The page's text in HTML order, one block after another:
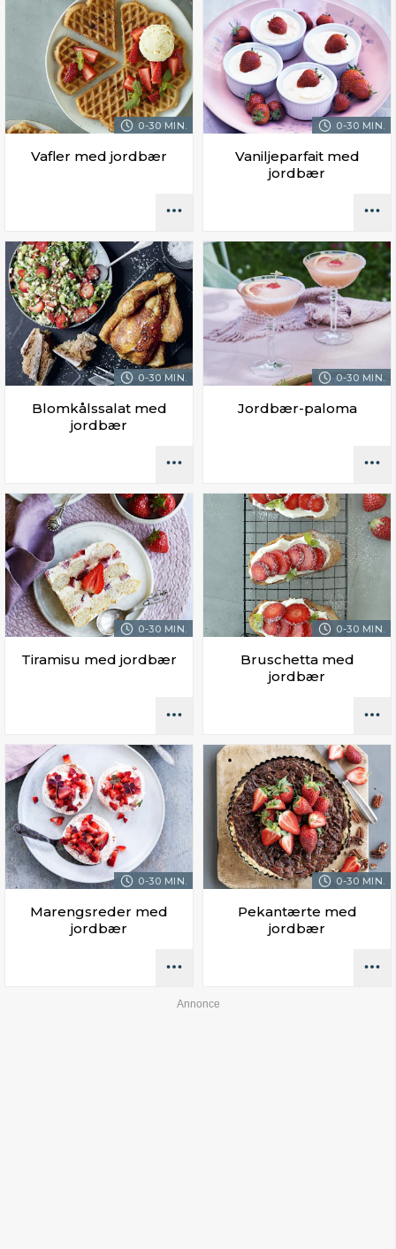
0-30 MIN.
Vafler med jordbær
0-30 MIN.
Vaniljeparfait med
jordbær
0-30 MIN.
Blomkålssalat med
jordbær
0-30 MIN.
Jordbær-paloma
0-30 MIN.
Tiramisu med jordbær
0-30 MIN.
Bruschetta med
jordbær
0-30 MIN.
Marengsreder med
jordbær
0-30 MIN.
Pekantærte med
jordbær